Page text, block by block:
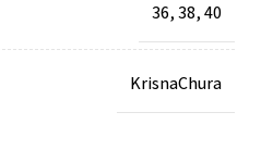
36,38,40
KrisnaChura